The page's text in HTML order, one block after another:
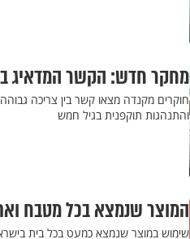
מחקר חדש: הקשר המדאיג בין מזון מעובד
חוקרים מקנדה מצאו קשר בין צריכה
והתנהגות תוקפנית בגיל חמש
המוצר שנמצא בכל מטבח
שימוש במוצר שנמצא כמעט בכל בית